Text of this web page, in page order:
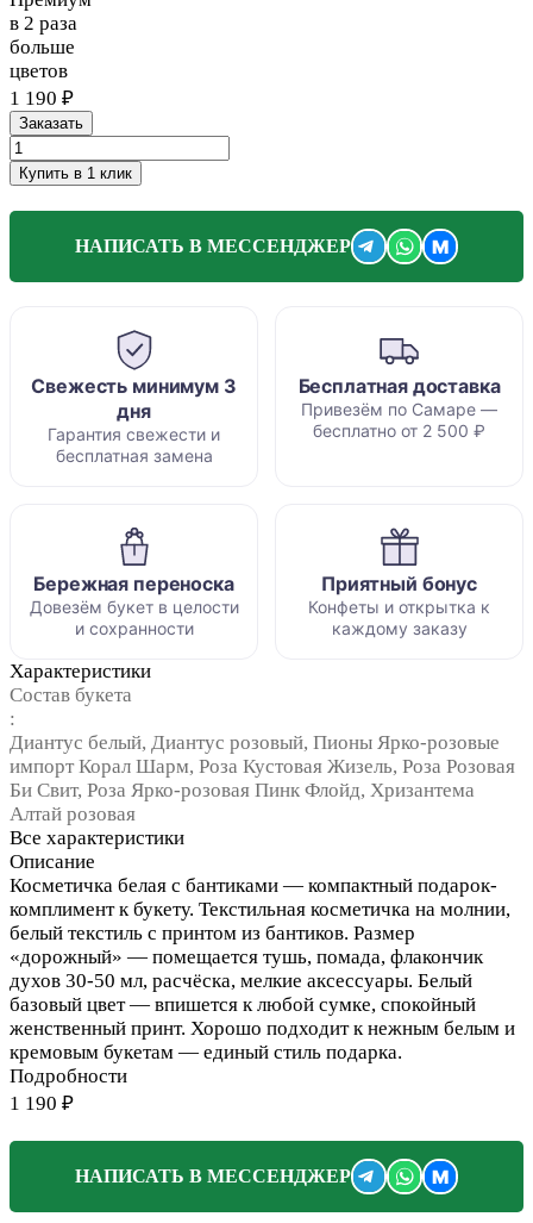
в 2 раза
больше
цветов
1 190 ₽
Заказать
Купить в 1 клик
НАПИСАТЬ В МЕССЕНДЖЕР M
Свежесть минимум 3
дня
Гарантия свежести и
бесплатная замена
Бесплатная доставка
Привезём по Самаре —
бесплатно от 2 500 ₽
Бережная переноска
Довезём букет в целости
и сохранности
Приятный бонус
Конфеты и открытка к
каждому заказу
Характеристики
Состав букета
:
Диантус белый, Диантус розовый, Пионы Ярко-розовые
импорт Корал Шарм, Роза Кустовая Жизель, Роза Розовая
Би Свит, Роза Ярко-розовая Пинк Флойд, Хризантема
Алтай розовая
Все характеристики
Описание
Косметичка белая с бантиками — компактный подарок-
комплимент к букету. Текстильная косметичка на молнии,
белый текстиль с принтом из бантиков. Размер
«дорожный» — помещается тушь, помада, флакончик
духов 30-50 мл, расчёска, мелкие аксессуары. Белый
базовый цвет — впишется к любой сумке, спокойный
женственный принт. Хорошо подходит к нежным белым и
кремовым букетам — единый стиль подарка.
Подробности
1 190 ₽
НАПИСАТЬ В МЕССЕНДЖЕР M